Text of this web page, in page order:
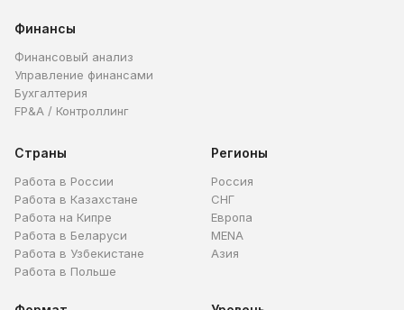
Финансы
Финансовый анализ
Управление финансами
Бухгалтерия
FP&A / Контроллинг
Страны
Работа в России
Работа в Казахстане
Работа на Кипре
Работа в Беларуси
Работа в Узбекистане
Работа в Польше
Регионы
Россия
СНГ
Европа
MENA
Азия